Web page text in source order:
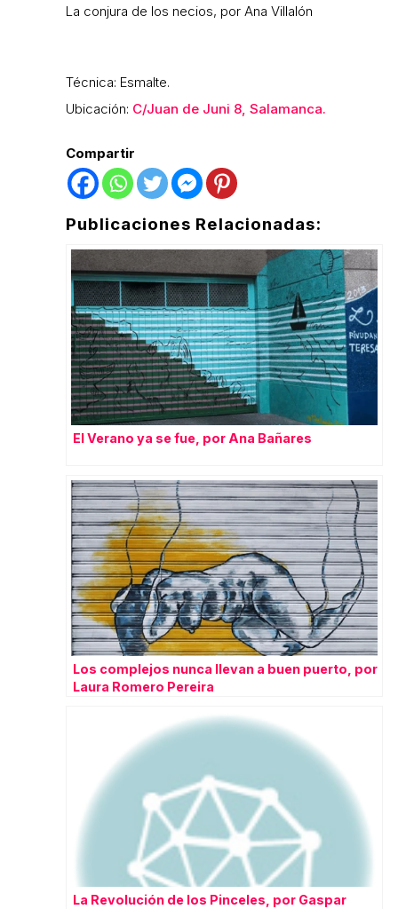
La conjura de los necios, por Ana Villalón
Técnica: Esmalte.
Ubicación: C/Juan de Juni 8, Salamanca.
Compartir
Publicaciones Relacionadas:
El Verano ya se fue, por Ana Bañares
Los complejos nunca llevan a buen puerto, por
Laura Romero Pereira
La Revolución de los Pinceles, por Gaspar